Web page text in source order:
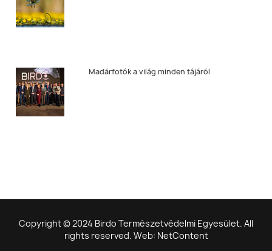
Madárfotók a világ minden tájáról
Copyright © 2024 Birdo Természetvédelmi Egyesület. All
rights reserved. Web: NetContent